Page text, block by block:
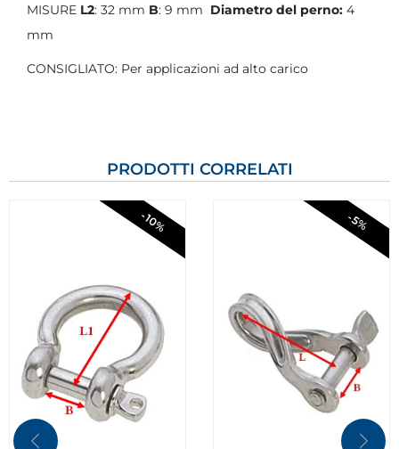
MISURE L2: 32 mm B: 9 mm Diametro del perno: 4
mm
CONSIGLIATO: Per applicazioni ad alto carico
PRODOTTI CORRELATI
-10% -5%